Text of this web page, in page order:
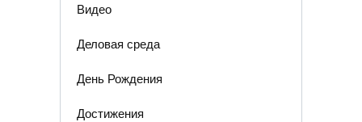
Видео
Деловая среда
День Рождения
Достижения